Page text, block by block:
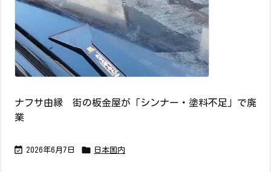
ナフサ由縁 街の板金屋が「シンナー・塗料不足」で廃
業
 2026年6月7日  日本国内